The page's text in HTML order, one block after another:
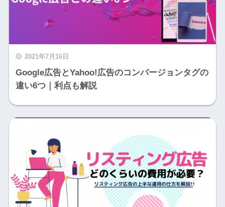
2021年7月16日
Google広告とYahoo!広告のコンバージョンタグの
違い6つ｜利点も解説